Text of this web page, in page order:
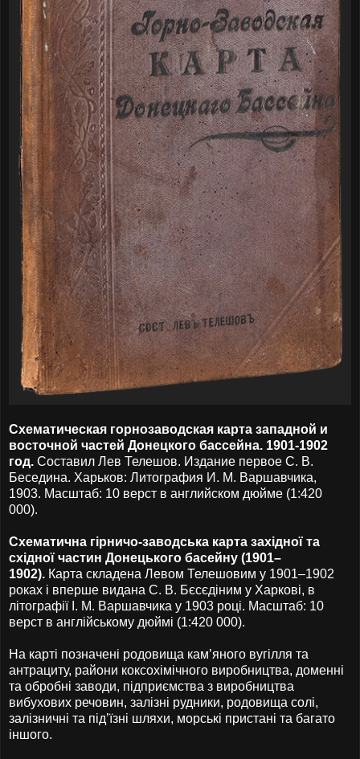
Схематическая горнозаводская карта западной и
восточной частей Донецкого бассейна. 1901-1902
год. Составил Лев Телешов. Издание первое С. В.
Беседина. Харьков: Литография И. М. Варшавчика,
1903. Масштаб: 10 верст в английском дюйме (1:420
000).
Схематична гірничо-заводська карта західної та
східної частин Донецького басейну (1901–
1902). Карта складена Левом Телешовим у 1901–1902
роках і вперше видана С. В. Бєсєдіним у Харкові, в
літографії І. М. Варшавчика у 1903 році. Масштаб: 10
верст в англійському дюймі (1:420 000).
На карті позначені родовища кам’яного вугілля та
антрациту, райони коксохімічного виробництва, доменні
та обробні заводи, підприємства з виробництва
вибухових речовин, залізні рудники, родовища солі,
залізничні та під’їзні шляхи, морські пристані та багато
іншого.